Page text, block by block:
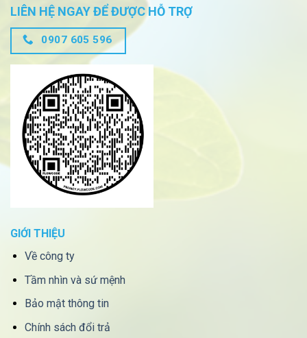
LIÊN HỆ NGAY ĐỂ ĐƯỢC HỖ TRỢ
0907 605 596
GIỚI THIỆU
Về công ty
Tầm nhìn và sứ mệnh
Bảo mật thông tin
Chính sách đổi trả